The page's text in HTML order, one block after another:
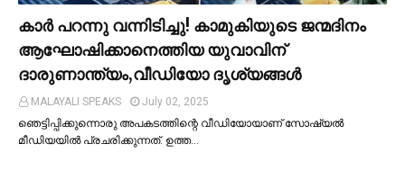
കാര്‍ പറന്നു വന്നിടിച്ചു! കാമുകിയുടെ ജന്മദിനം
ആഘോഷിക്കാനെത്തിയ യുവാവിന്
ദാരുണാന്ത്യം,വീഡിയോ ദൃശ്യങ്ങൾ
MALAYALI SPEAKS
July 02, 2025
ഞെട്ടിപ്പിക്കുന്നൊരു അപകടത്തിന്റെ വീഡിയോയാണ് സോഷ്യല്‍
മീഡിയയില്‍ പ്രചരിക്കുന്നത്. ഉത്ത…